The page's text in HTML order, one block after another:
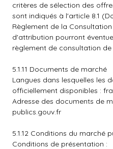
critères de sélection des
sont indiqués à l'article 8.1
Règlement de la Consultation
d'attribution pourront
règlement de consultation
5.1.11 Documents de marché
Langues dans lesquelles les
officiellement disponibles :
Adresse des documents de
publics.gouv.fr
5.1.12 Conditions du marché
Conditions de présentation :